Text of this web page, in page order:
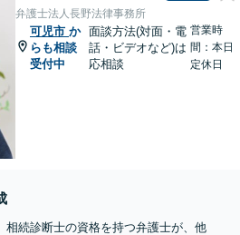
弁護士法人長野法律事務所
可児市 か
らも相談
受付中
面談方法(対面・電
話・ビデオなど)は
応相談
営業時
間：本日
定休日
相続診断士の資格を持つ弁護士が、他